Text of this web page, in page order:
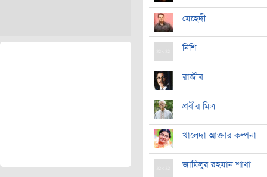
মেহেদী
নিশি
রাজীব
প্রবীর মিত্র
খালেদা আক্তার কল্পনা
জামিলুর রহমান শাখা